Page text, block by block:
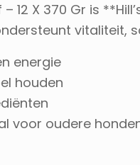
12 X 370 Gr is
vitaliteit,
energie
houden
voor oudere